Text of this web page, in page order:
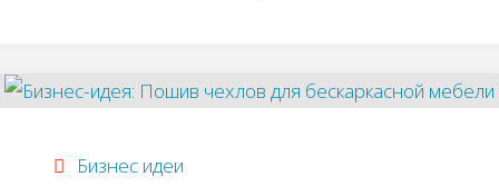
Бизнес идеи